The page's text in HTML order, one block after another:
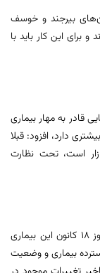
بیرجند و خوسف
برای این کار باید با
قادر به مهار بیماری
دارد، افزود: قبلا
است، تحت نظارت
مدیرکل دامپزشکی خراسان جنوبی با بیان اینکه تا امروز ۱۸ کانون این بیماری
بیماری و وضعیت